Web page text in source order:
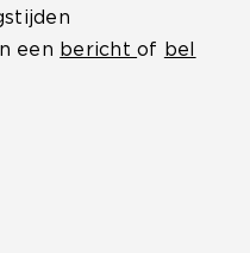
een berichtof
bel